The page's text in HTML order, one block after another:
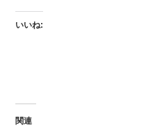
いいね:
関連